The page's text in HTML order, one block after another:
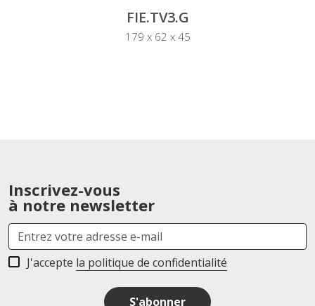
FIE.TV3.G
179 x 62 x 45
Inscrivez-vous
à notre newsletter
J'accepte la politique de confidentialité
S'abonner